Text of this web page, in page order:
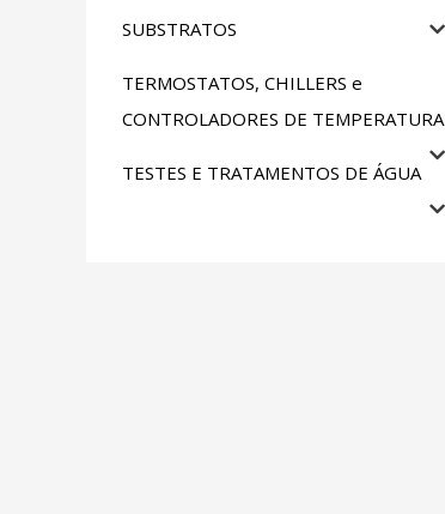
SUBSTRATOS
TERMOSTATOS, CHILLERS e
CONTROLADORES DE TEMPERATURA
TESTES E TRATAMENTOS DE ÁGUA